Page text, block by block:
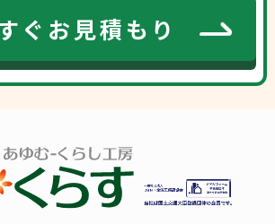
ぐお見積もり